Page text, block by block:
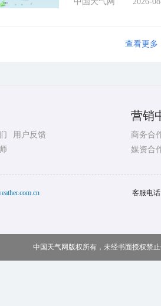
查看更多
用户反馈
营销
商务合
媒资合
客服电
中国天气网版权所有，未经书面授权